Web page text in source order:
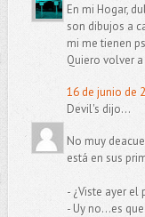
En mi Hogar,
son dibujos a
mi me tienen
Quiero volver
16 de junio de
Devil's dijo...
No muy
está en sus
- ¿Viste ayer el
- Uy no...es